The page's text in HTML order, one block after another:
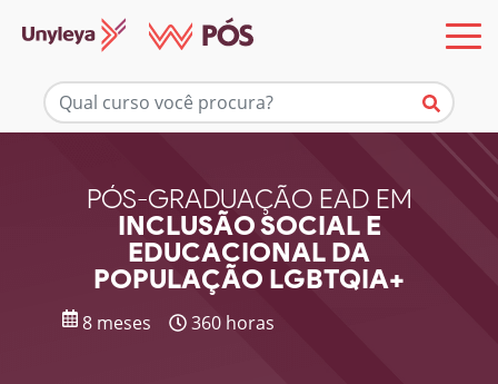
PÓS-GRADUAÇÃO EAD EM
INCLUSÃO SOCIAL E
EDUCACIONAL DA
POPULAÇÃO LGBTQIA+
8 meses 360 horas
Mais informações